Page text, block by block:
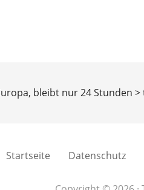
bleibt nur 24 Stunden >
Startseite Datenschutz